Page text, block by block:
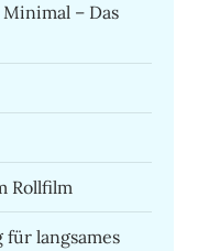
Minimal – Das
Rollfilm
für langsames